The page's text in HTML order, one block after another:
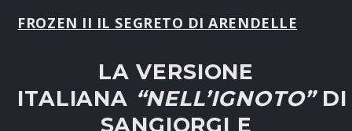
FROZEN II IL SEGRETO DI ARENDELLE
LA VERSIONE
ITALIANA “NELL’IGNOTO”
SANGIORGI E